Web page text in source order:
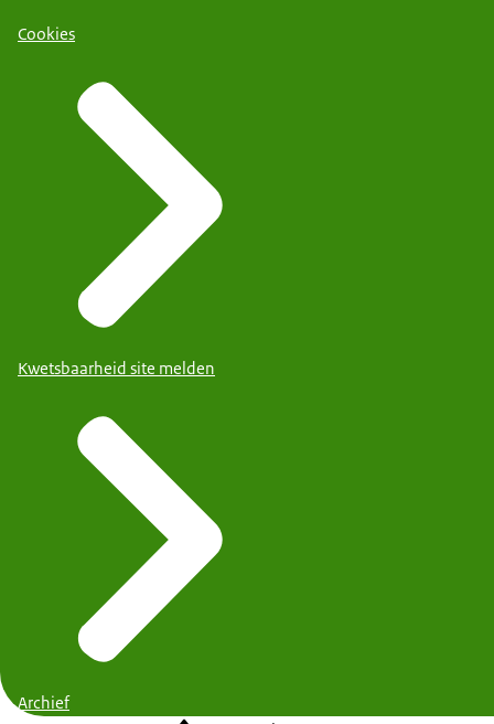
Cookies
Kwetsbaarheid site melden
Archief